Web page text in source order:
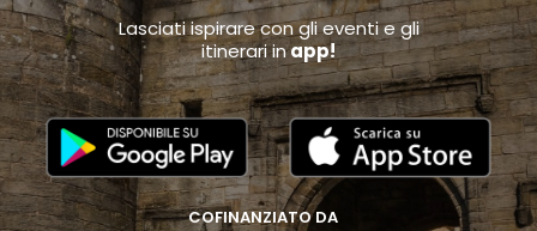
Lasciati ispirare con gli eventi e gli
itinerari inapp!
COFINANZIATO DA